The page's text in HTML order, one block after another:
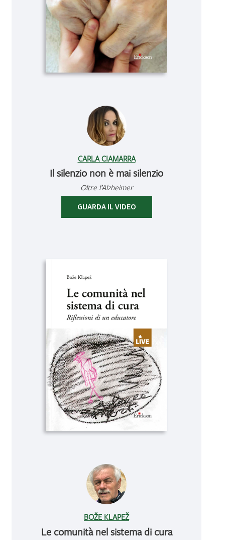
CARLA CIAMARRA
Il silenzio non è mai silenzio
Oltre l’Alzheimer
GUARDA IL VIDEO
BOŽE KLAPEŽ
Le comunità nel sistema di cura